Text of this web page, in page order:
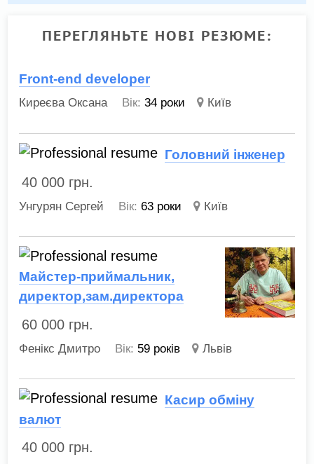
ПЕРЕГЛЯНЬТЕ НОВІ РЕЗЮМЕ:
Front-end developer
Киреєва Оксана Вік: 34 роки Київ
Головний інженер
40 000 грн.
Унгурян Сергей Вік: 63 роки Київ
Майстер-приймальник,
директор,зам.директора
60 000 грн.
Фенікс Дмитро Вік: 59 років Львів
Касир обміну
валют
40 000 грн.